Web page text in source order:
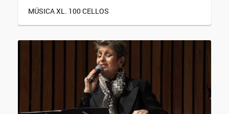
MÚSICA XL. 100 CELLOS